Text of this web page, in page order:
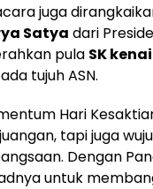
juga
Satya dari
pula SK
tujuh ASN.
Hari
tapi juga
Dengan
untuk